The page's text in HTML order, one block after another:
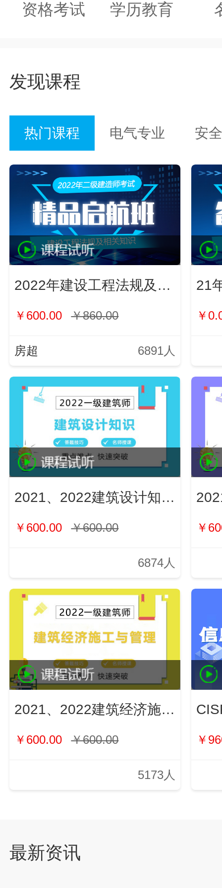
资格考试 学历教育
发现课程
热门课程 电气专业 安
2022年建设工程法规及相关知识
￥600.00 ￥860.00
房超 6891人
21
￥
2021、2022建筑设计知识（新）
￥600.00 ￥600.00
6874人
￥
2021、2022建筑经济施工与管理（新）
￥600.00 ￥600.00
5173人
￥
最新资讯